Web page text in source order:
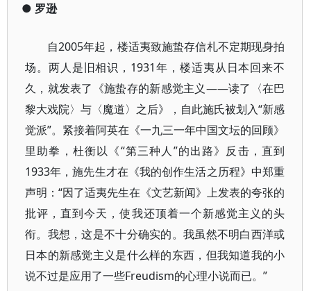
● 罗逊
自2005年起，楼适夷致施蛰存信札不定期现身拍
场。两人是旧相识，1931年，楼适夷从日本回来不
久，就发表了《施蛰存的新感觉主义——读了〈在巴
黎大戏院〉与〈魔道〉之后》，自此施氏被划入“新感
觉派”。紧接着阿英在《一九三一年中国文坛的回顾》
里助拳，杜衡以《“第三种人”的出路》反击，直到
1933年，施先生才在《我的创作生活之历程》中郑重
声明：“因了适夷先生在《文艺新闻》上发表的夸张的
批评，直到今天，使我还顶着一个新感觉主义的头
衔。我想，这是不十分确实的。我虽然不明白西洋或
日本的新感觉主义是什么样的东西，但我知道我的小
说不过是应用了一些Freudism的心理小说而已。”